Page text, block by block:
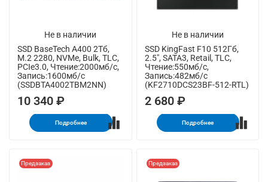
Не в наличии
SSD BaseTech A400 2Тб,
M.2 2280, NVMe, Bulk, TLC,
PCIe3.0, Чтение:2000мб/с,
Запись:1600мб/с
(SSDBTA4002TBM2NN)
10 340 ₽
Подробнее
Не в наличии
SSD KingFast F10 512Гб,
2.5", SATA3, Retail, TLC,
Чтение:550мб/с,
Запись:482мб/с
(KF2710DCS23BF-512-RTL)
2 680 ₽
Подробнее
Предзаказ Предзаказ